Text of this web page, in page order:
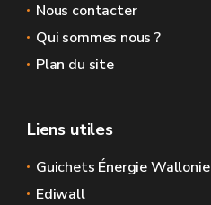
Nous contacter
Qui sommes nous ?
Plan du site
Liens utiles
Guichets Énergie Wallonie
Ediwall